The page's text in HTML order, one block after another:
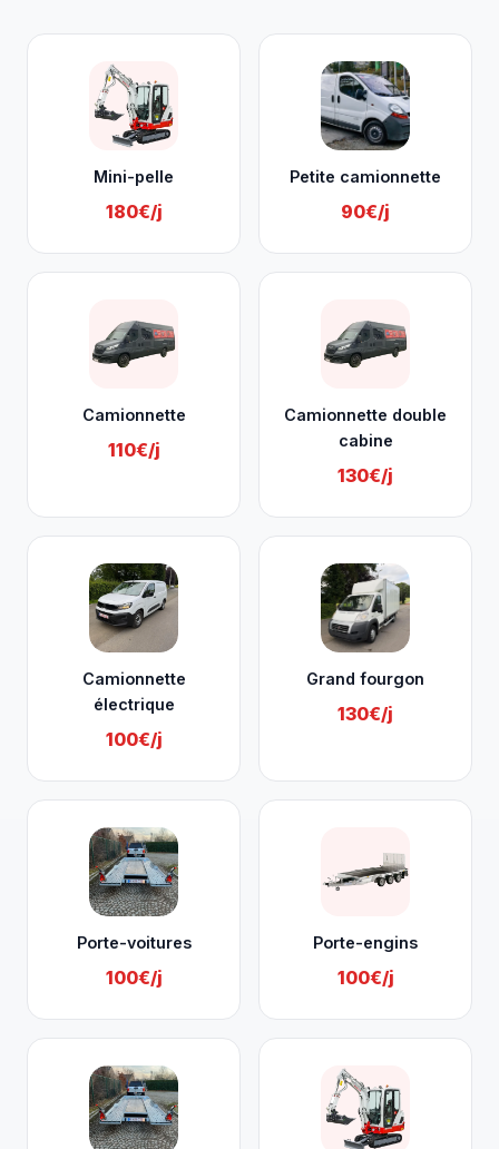
Mini-pelle
180€/j
Petite camionnette
90€/j
Camionnette
110€/j
Camionnette double
cabine
130€/j
Camionnette
électrique
100€/j
Grand fourgon
130€/j
Porte-voitures
100€/j
Porte-engins
100€/j